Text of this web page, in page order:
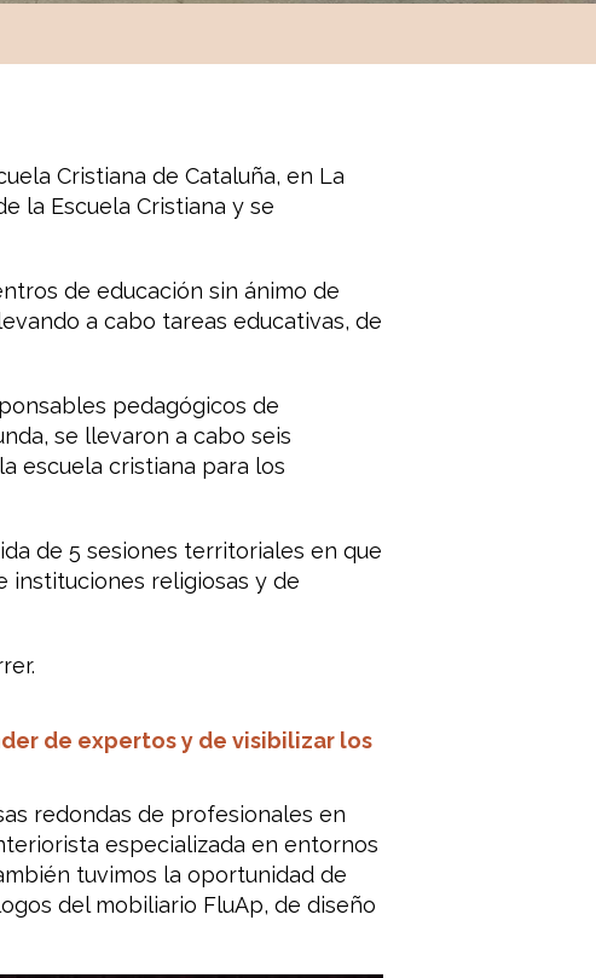
Cristiana de Cataluña, en La
la Escuela Cristiana y se
de educación sin ánimo de
a cabo tareas educativas, de
pedagógicos de
se llevaron a cabo seis
escuela cristiana para los
de 5 sesiones territoriales en que
instituciones religiosas y de
de expertos y de visibilizar los
redondas de profesionales en
especializada en entornos
tuvimos la oportunidad de
del mobiliario FluAp, de diseño